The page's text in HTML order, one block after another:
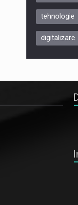
tehnologie
digitalizare